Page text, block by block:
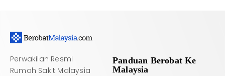
Perwakilan Resmi
Rumah Sakit Malaysia
Panduan Berobat Ke
Malaysia